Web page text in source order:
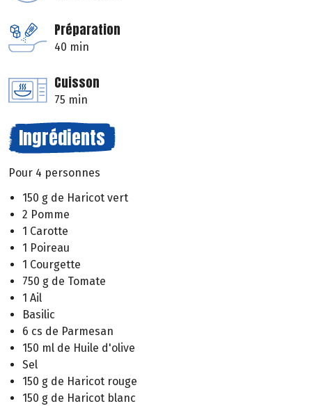
Préparation
40 min
Cuisson
75 min
Ingrédients
Pour 4 personnes
150 g de Haricot vert
2 Pomme
1 Carotte
1 Poireau
1 Courgette
750 g de Tomate
1 Ail
Basilic
6 cs de Parmesan
150 ml de Huile d'olive
Sel
150 g de Haricot rouge
150 g de Haricot blanc